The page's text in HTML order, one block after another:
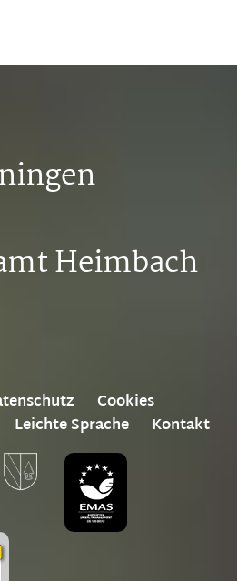
Heimbach
Cookies
Leichte Sprache Kontakt